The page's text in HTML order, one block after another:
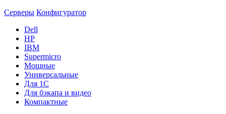
Серверы Конфигуратор
Dell
HP
IBM
Supermicro
Мощные
Универсальные
Для 1С
Для бэкапа и видео
Компактные